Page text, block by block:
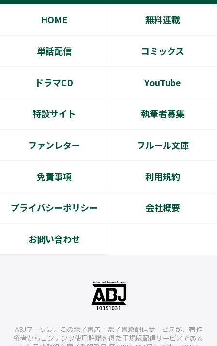
HOME 無料連載
単話配信 コミックス
ドラマCD YouTube
特設サイト 執筆者募集
ファンレター フルール文庫
免責事項 利用規約
プライバシーポリシー 会社概要
お問い合わせ
ABJマークは、この電子書店・電子書籍配信サービスが、著作
権者からコンテンツ使用許諾を得た正規版配信サービスである